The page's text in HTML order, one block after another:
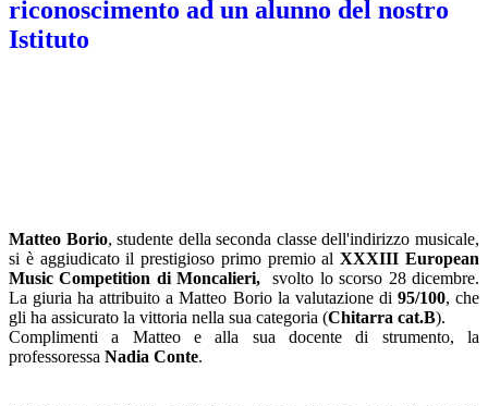
riconoscimento ad un alunno del nostro
Istituto
Matteo Borio, studente della seconda classe dell'indirizzo musicale,
si è aggiudicato il prestigioso primo premio alXXXIII European
Music Competition di Moncalieri,
svolto lo scorso 28 dicembre.
La giuria ha attribuito a Matteo Borio la valutazione di 95/100, che
gli ha assicurato la vittoria nella sua categoria (Chitarra cat.B).
Complimenti a Matteo e alla sua docente di strumento, la
professoressa Nadia Conte.